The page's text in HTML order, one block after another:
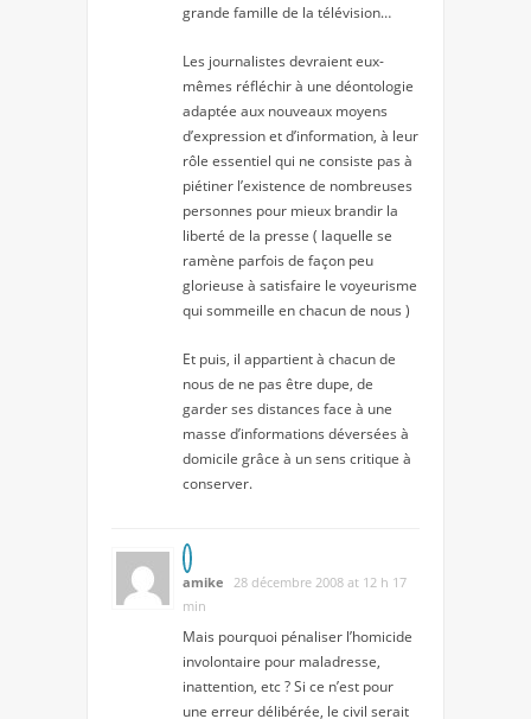
grande famille de la télévision…
Les journalistes devraient eux-
mêmes réfléchir à une déontologie
adaptée aux nouveaux moyens
d’expression et d’information, à leur
rôle essentiel qui ne consiste pas à
piétiner l’existence de nombreuses
personnes pour mieux brandir la
liberté de la presse ( laquelle se
ramène parfois de façon peu
glorieuse à satisfaire le voyeurisme
qui sommeille en chacun de nous )
Et puis, il appartient à chacun de
nous de ne pas être dupe, de
garder ses distances face à une
masse d’informations déversées à
domicile grâce à un sens critique à
conserver.
amike
28 décembre 2008 at 12 h 17
min
Mais pourquoi pénaliser l’homicide
involontaire pour maladresse,
inattention, etc ? Si ce n’est pour
une erreur délibérée, le civil serait